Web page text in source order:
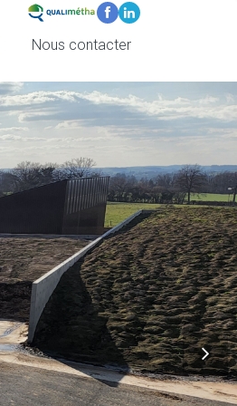
Nous contacter